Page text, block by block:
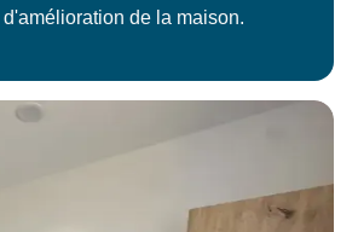
d'amélioration de la maison.